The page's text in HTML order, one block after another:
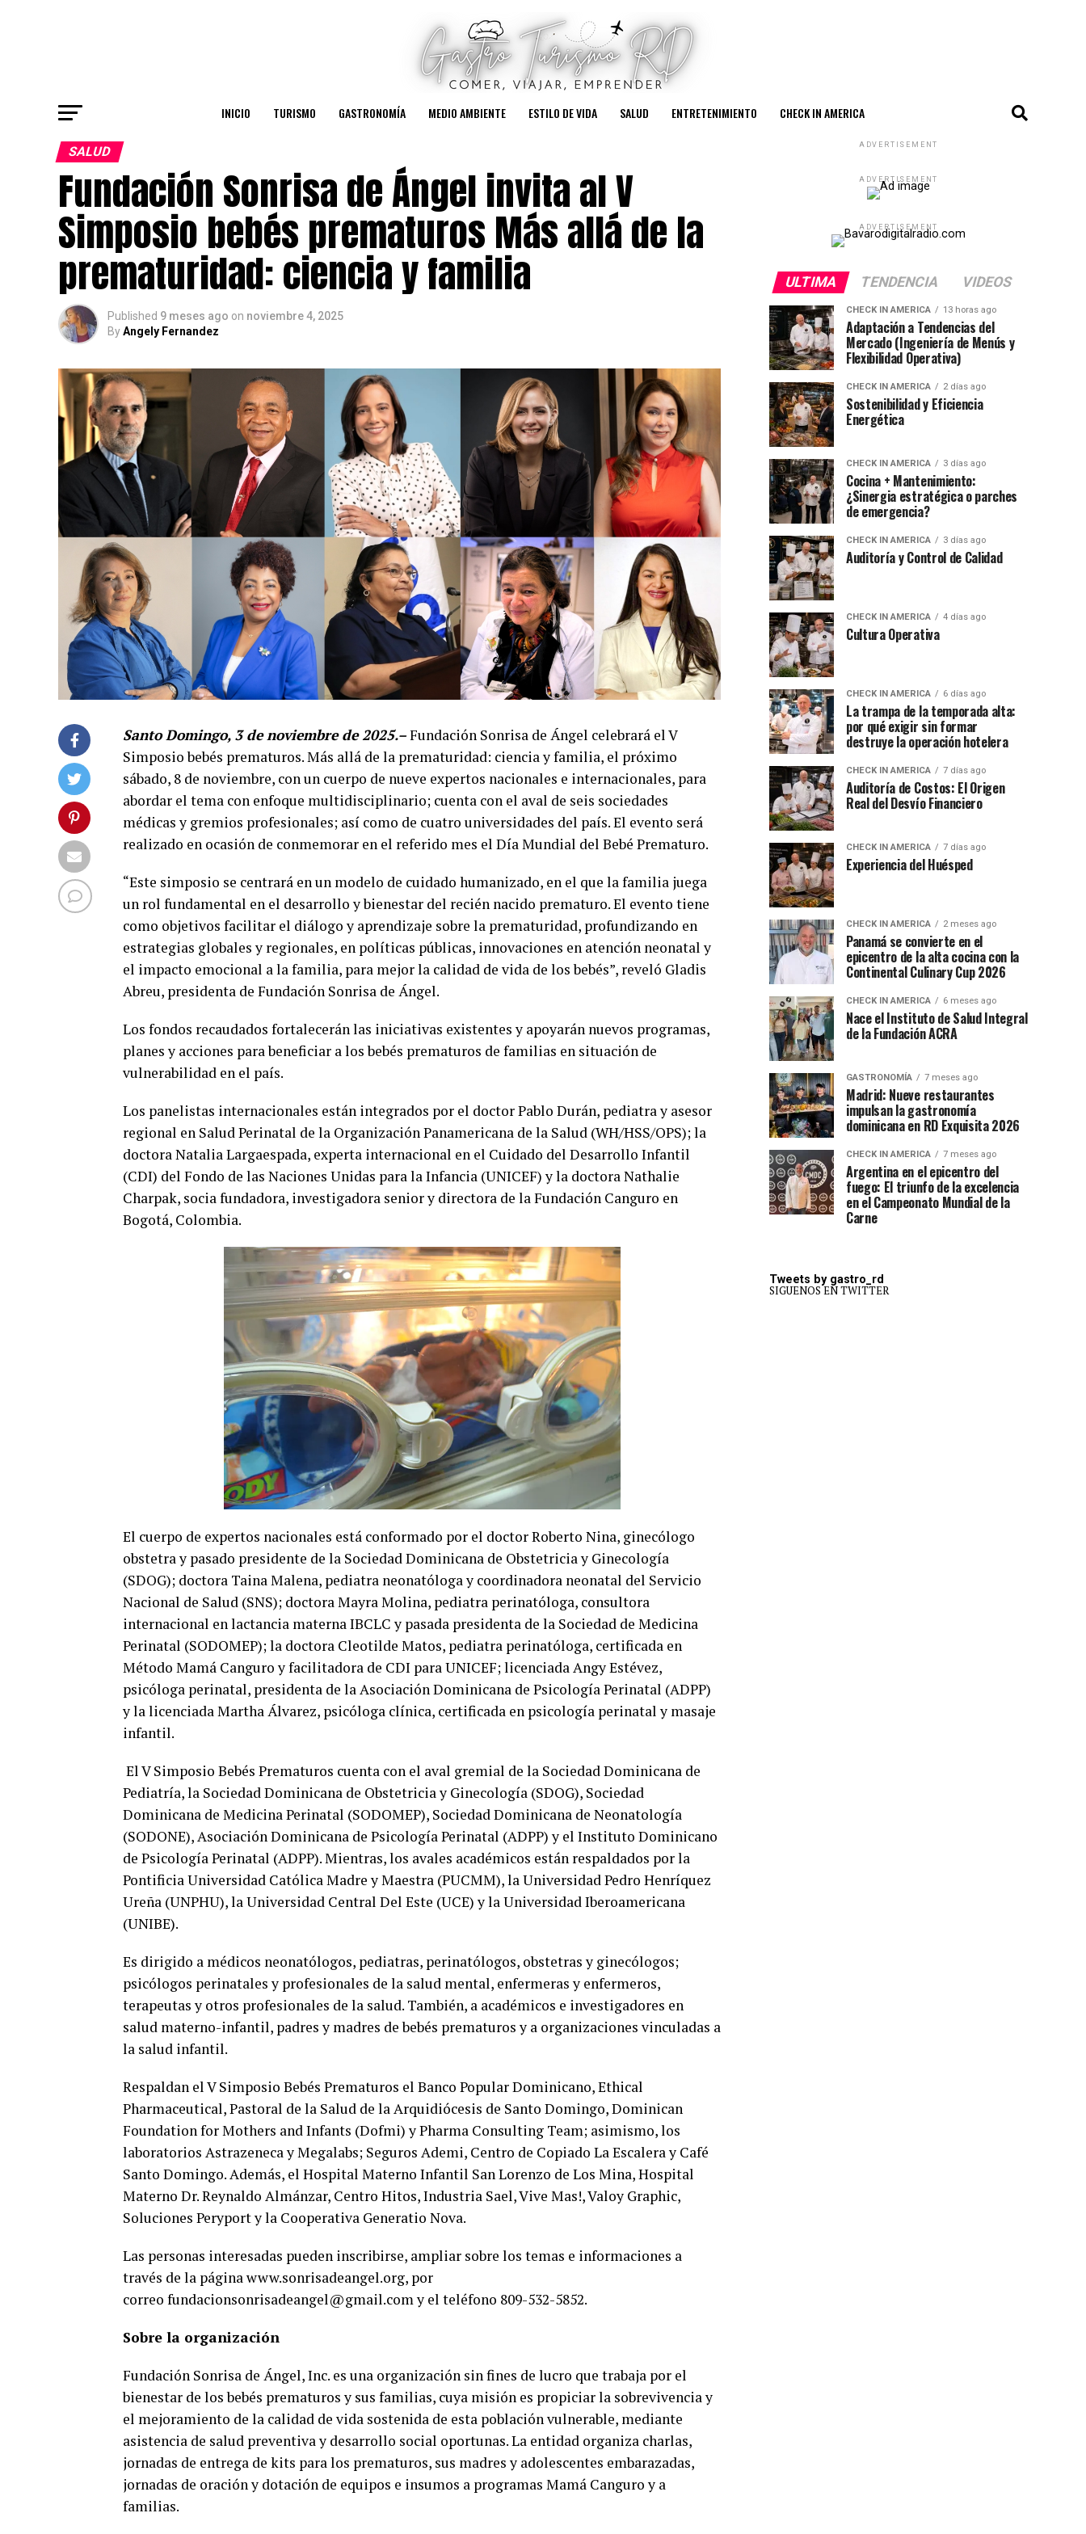
INICIO TURISMO GASTRONOMÍA MEDIO AMBIENTE ESTILO DE VIDA SALUD ENTRETENIMIENTO CHECK IN AMERICA
SALUD
Fundación Sonrisa de Ángel invita al V
Simposio bebés prematuros Más allá de la
prematuridad: ciencia y familia
Published 9 meses ago on noviembre 4, 2025
ByAngely Fernandez
Santo Domingo, 3 de noviembre de 2025.–Fundación Sonrisa de Ángel celebrará el V
Simposio bebés prematuros. Más allá de la prematuridad: ciencia y familia, el próximo
sábado, 8 de noviembre, con un cuerpo de nueve expertos nacionales e internacionales, para
abordar el tema con enfoque multidisciplinario; cuenta con el aval de seis sociedades
médicas y gremios profesionales; así como de cuatro universidades del país. El evento será
realizado en ocasión de conmemorar en el referido mes el Día Mundial del Bebé Prematuro.
“Este simposio se centrará en un modelo de cuidado humanizado, en el que la familia juega
un rol fundamental en el desarrollo y bienestar del recién nacido prematuro. El evento tiene
como objetivos facilitar el diálogo y aprendizaje sobre la prematuridad, profundizando en
estrategias globales y regionales, en políticas públicas, innovaciones en atención neonatal y
el impacto emocional a la familia, para mejor la calidad de vida de los bebés”, reveló Gladis
Abreu, presidenta de Fundación Sonrisa de Ángel.
Los fondos recaudados fortalecerán las iniciativas existentes y apoyarán nuevos programas,
planes y acciones para beneficiar a los bebés prematuros de familias en situación de
vulnerabilidad en el país.
Los panelistas internacionales están integrados por el doctor Pablo Durán, pediatra y asesor
regional en Salud Perinatal de la Organización Panamericana de la Salud (WH/HSS/OPS); la
doctora Natalia Largaespada, experta internacional en el Cuidado del Desarrollo Infantil
(CDI) del Fondo de las Naciones Unidas para la Infancia (UNICEF) y la doctora Nathalie
Charpak, socia fundadora, investigadora senior y directora de la Fundación Canguro en
Bogotá, Colombia.
El cuerpo de expertos nacionales está conformado por el doctor Roberto Nina, ginecólogo
obstetra y pasado presidente de la Sociedad Dominicana de Obstetricia y Ginecología
(SDOG); doctora Taina Malena, pediatra neonatóloga y coordinadora neonatal del Servicio
Nacional de Salud (SNS); doctora Mayra Molina, pediatra perinatóloga, consultora
internacional en lactancia materna IBCLC y pasada presidenta de la Sociedad de Medicina
Perinatal (SODOMEP); la doctora Cleotilde Matos, pediatra perinatóloga, certificada en
Método Mamá Canguro y facilitadora de CDI para UNICEF; licenciada Angy Estévez,
psicóloga perinatal, presidenta de la Asociación Dominicana de Psicología Perinatal (ADPP)
y la licenciada Martha Álvarez, psicóloga clínica, certificada en psicología perinatal y masaje
infantil.
El V Simposio Bebés Prematuros cuenta con el aval gremial de la Sociedad Dominicana de
Pediatría, la Sociedad Dominicana de Obstetricia y Ginecología (SDOG), Sociedad
Dominicana de Medicina Perinatal (SODOMEP), Sociedad Dominicana de Neonatología
(SODONE), Asociación Dominicana de Psicología Perinatal (ADPP) y el Instituto Dominicano
de Psicología Perinatal (ADPP). Mientras, los avales académicos están respaldados por la
Pontificia Universidad Católica Madre y Maestra (PUCMM), la Universidad Pedro Henríquez
Ureña (UNPHU), la Universidad Central Del Este (UCE) y la Universidad Iberoamericana
(UNIBE).
Es dirigido a médicos neonatólogos, pediatras, perinatólogos, obstetras y ginecólogos;
psicólogos perinatales y profesionales de la salud mental, enfermeras y enfermeros,
terapeutas y otros profesionales de la salud. También, a académicos e investigadores en
salud materno-infantil, padres y madres de bebés prematuros y a organizaciones vinculadas a
la salud infantil.
Respaldan el V Simposio Bebés Prematuros el Banco Popular Dominicano, Ethical
Pharmaceutical, Pastoral de la Salud de la Arquidiócesis de Santo Domingo, Dominican
Foundation for Mothers and Infants (Dofmi) y Pharma Consulting Team; asimismo, los
laboratorios Astrazeneca y Megalabs; Seguros Ademi, Centro de Copiado La Escalera y Café
Santo Domingo. Además, el Hospital Materno Infantil San Lorenzo de Los Mina, Hospital
Materno Dr. Reynaldo Almánzar, Centro Hitos, Industria Sael, Vive Mas!, Valoy Graphic,
Soluciones Peryport y la Cooperativa Generatio Nova.
Las personas interesadas pueden inscribirse, ampliar sobre los temas e informaciones a
través de la página www.sonrisadeangel.org, por
correo fundacionsonrisadeangel@gmail.com y el teléfono 809-532-5852.
Sobre la organización
Fundación Sonrisa de Ángel, Inc. es una organización sin fines de lucro que trabaja por el
bienestar de los bebés prematuros y sus familias, cuya misión es propiciar la sobrevivencia y
el mejoramiento de la calidad de vida sostenida de esta población vulnerable, mediante
asistencia de salud preventiva y desarrollo social oportunas. La entidad organiza charlas,
jornadas de entrega de kits para los prematuros, sus madres y adolescentes embarazadas,
jornadas de oración y dotación de equipos e insumos a programas Mamá Canguro y a
familias.
ADVERTISEMENT
ADVERTISEMENT
ADVERTISEMENT
ULTIMA TENDENCIA VIDEOS
CHECK IN AMERICA 13 horas ago
Adaptación a Tendencias del
Mercado (Ingeniería de Menús y
Flexibilidad Operativa)
CHECK IN AMERICA 2 días ago
Sostenibilidad y Eficiencia
Energética
CHECK IN AMERICA 3 días ago
Cocina + Mantenimiento:
¿Sinergia estratégica o parches
de emergencia?
CHECK IN AMERICA 3 días ago
Auditoría y Control de Calidad
CHECK IN AMERICA 4 días ago
Cultura Operativa
CHECK IN AMERICA 6 días ago
La trampa de la temporada alta:
por qué exigir sin formar
destruye la operación hotelera
CHECK IN AMERICA 7 días ago
Auditoría de Costos: El Origen
Real del Desvío Financiero
CHECK IN AMERICA 7 días ago
Experiencia del Huésped
CHECK IN AMERICA 2 meses ago
Panamá se convierte en el
epicentro de la alta cocina con la
Continental Culinary Cup 2026
CHECK IN AMERICA 6 meses ago
Nace el Instituto de Salud Integral
de la Fundación ACRA
GASTRONOMÍA 7 meses ago
Madrid: Nueve restaurantes
impulsan la gastronomía
dominicana en RD Exquisita 2026
CHECK IN AMERICA 7 meses ago
Argentina en el epicentro del
fuego: El triunfo de la excelencia
en el Campeonato Mundial de la
Carne
Tweets by gastro_rd
SIGUENOS EN TWITTER